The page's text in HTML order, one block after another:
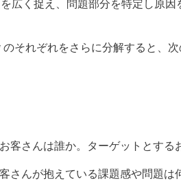
広く捉え、問題部分を特定し原因
のそれぞれをさらに分解すると、
客さんは誰か。ターゲットとする
さんが抱えている課題感や問題は